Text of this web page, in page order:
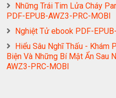
Những Trái Tim Lửa Cháy
PDF-EPUB-AWZ3-PRC-MOBI
Nghiệt Tử ebook PDF-
Hiểu Sâu Nghĩ Thấu - Khám
Biện Và Những Bí Mật Ẩn Sau
AWZ3-PRC-MOBI